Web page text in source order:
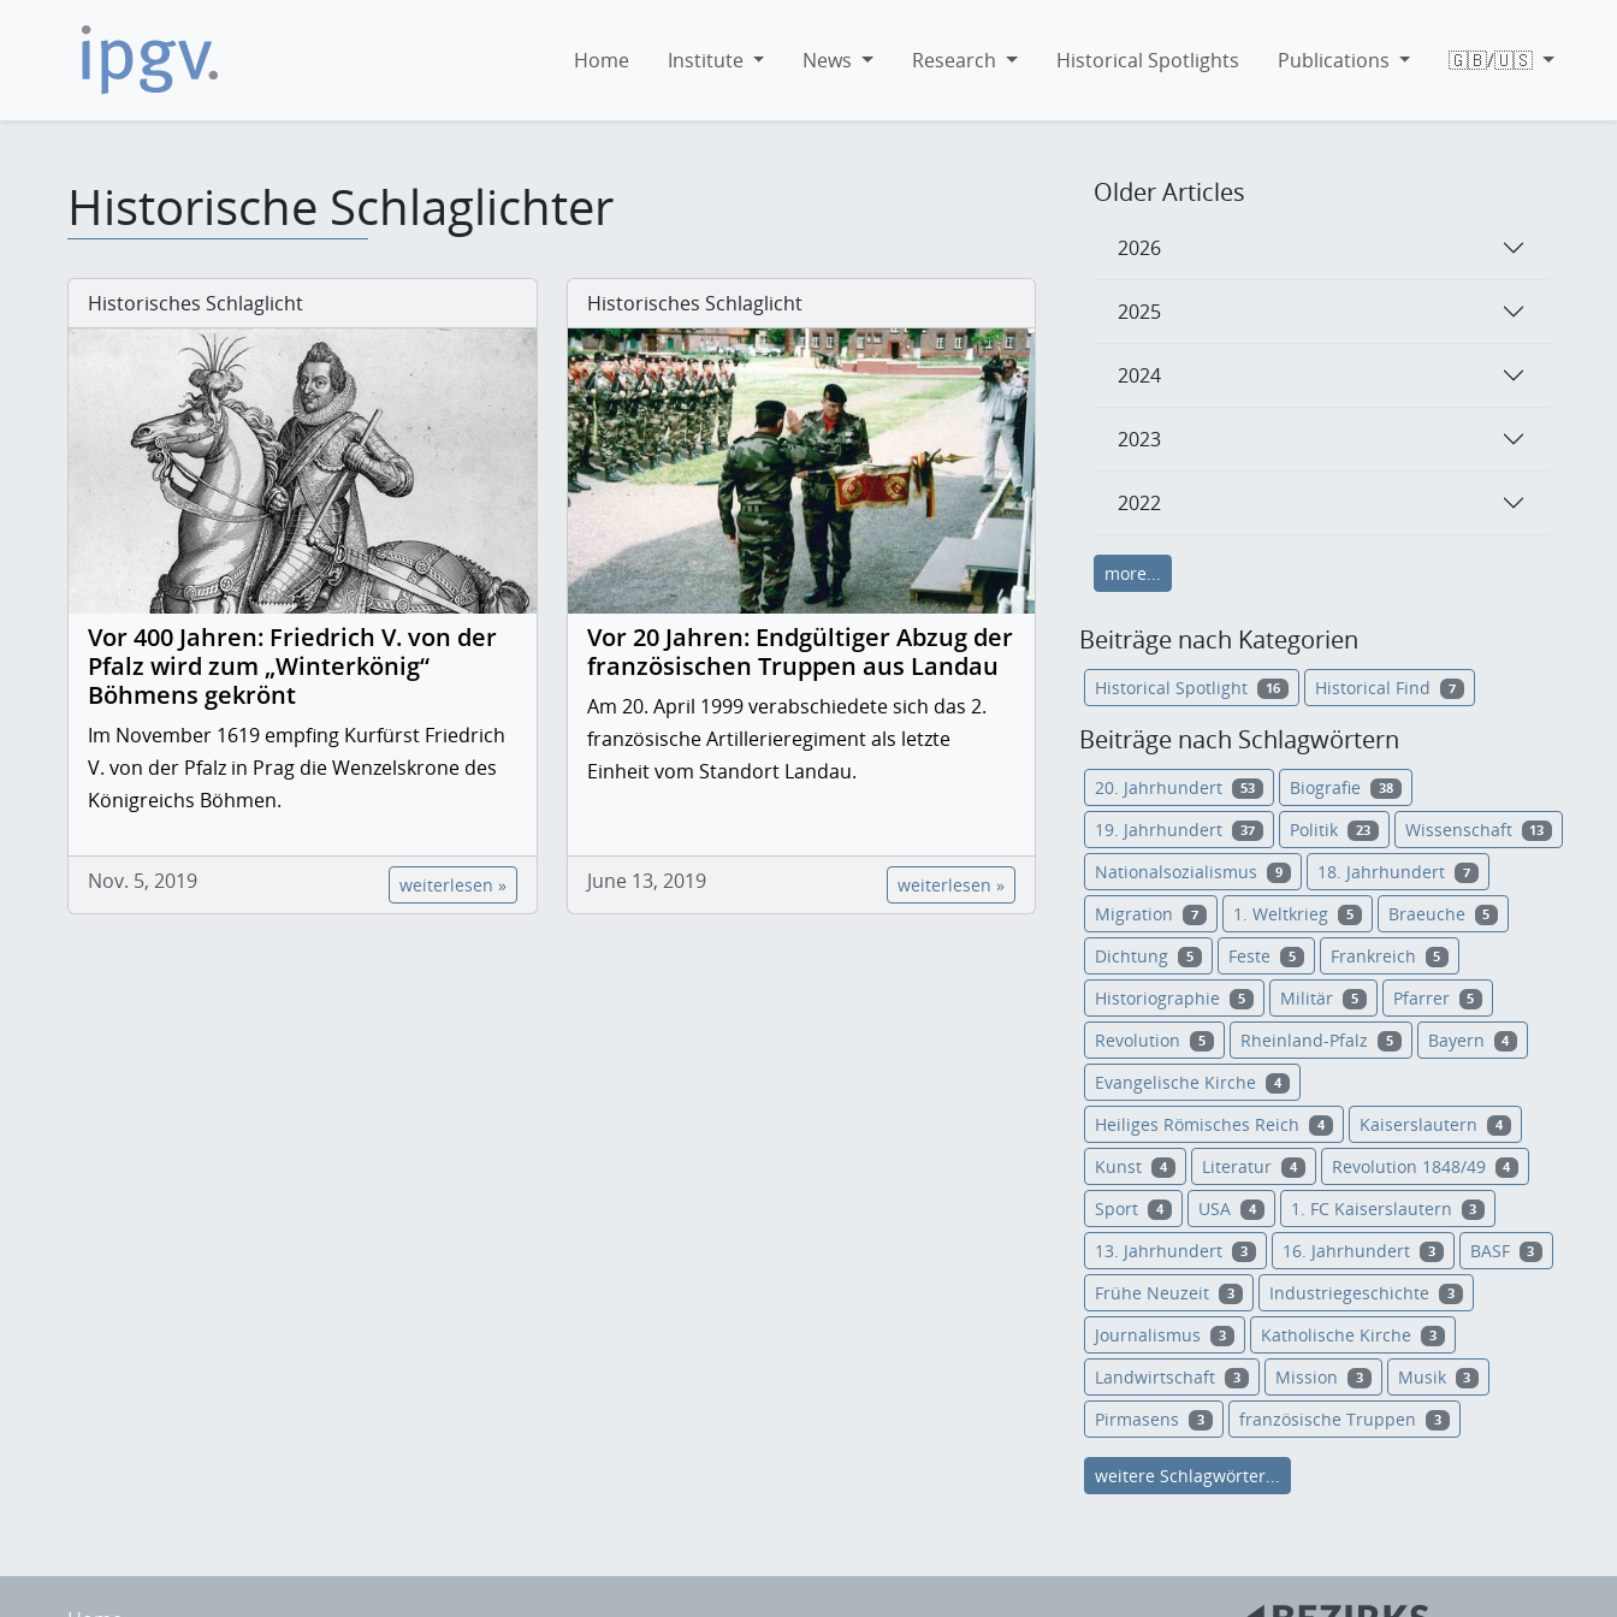
Home Institute News Research Historical Spotlights Publications 🇬🇧/🇺🇸
Historische Schlaglichter
Historisches Schlaglicht
Vor 400 Jahren: Friedrich V. von der
Pfalz wird zum „Winterkönig“
Böhmens gekrönt
Im November 1619 empfing Kurfürst Friedrich
V. von der Pfalz in Prag die Wenzelskrone des
Königreichs Böhmen.
Nov. 5, 2019 weiterlesen »
Historisches Schlaglicht
Vor 20 Jahren: Endgültiger Abzug der
französischen Truppen aus Landau
Am 20. April 1999 verabschiedete sich das 2.
französische Artillerieregiment als letzte
Einheit vom Standort Landau.
June 13, 2019 weiterlesen »
Older Articles
2026
2025
2024
2023
2022
more...
Beiträge nach Kategorien
Historical Spotlight 16 Historical Find 7
Beiträge nach Schlagwörtern
20. Jahrhundert 53 Biografie 38
19. Jahrhundert 37 Politik 23 Wissenschaft 13
Nationalsozialismus 9 18. Jahrhundert 7
Migration 7 1. Weltkrieg 5 Braeuche 5
Dichtung 5 Feste 5 Frankreich 5
Historiographie 5 Militär 5 Pfarrer 5
Revolution 5 Rheinland-Pfalz 5 Bayern 4
Evangelische Kirche 4
Heiliges Römisches Reich 4 Kaiserslautern 4
Kunst 4 Literatur 4 Revolution 1848/49 4
Sport 4 USA 4 1. FC Kaiserslautern 3
13. Jahrhundert 3 16. Jahrhundert 3 BASF 3
Frühe Neuzeit 3 Industriegeschichte 3
Journalismus 3 Katholische Kirche 3
Landwirtschaft 3 Mission 3 Musik 3
Pirmasens 3 französische Truppen 3
weitere Schlagwörter...